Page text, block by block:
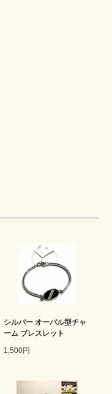
シルバー オーバル型チャ
ーム ブレスレット
1,500円